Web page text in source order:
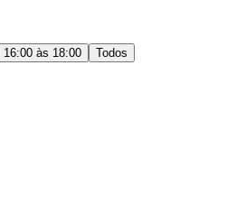
16:00 às 18:00 Todos